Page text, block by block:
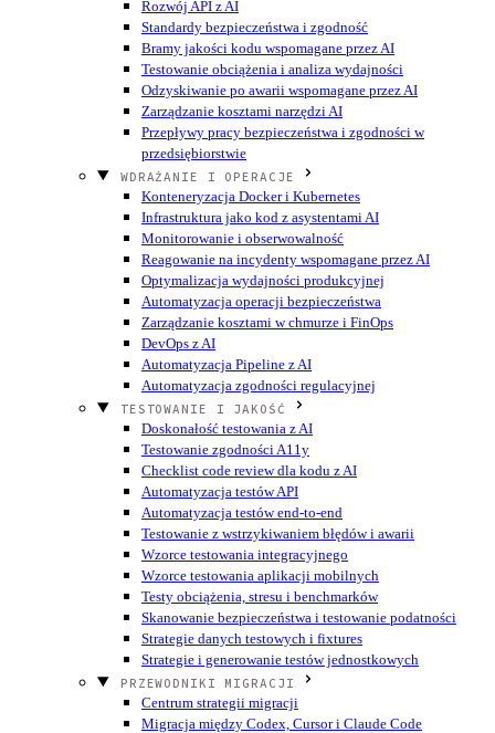
Rozwój API z AI
Standardy bezpieczeństwa i zgodność
Bramy jakości kodu wspomagane przez AI
Testowanie obciążenia i analiza wydajności
Odzyskiwanie po awarii wspomagane przez AI
Zarządzanie kosztami narzędzi AI
Przepływy pracy bezpieczeństwa i zgodności w
przedsiębiorstwie
WDRAŻANIE I OPERACJE
Konteneryzacja Docker i Kubernetes
Infrastruktura jako kod z asystentami AI
Monitorowanie i obserwowalność
Reagowanie na incydenty wspomagane przez AI
Optymalizacja wydajności produkcyjnej
Automatyzacja operacji bezpieczeństwa
Zarządzanie kosztami w chmurze i FinOps
DevOps z AI
Automatyzacja Pipeline z AI
Automatyzacja zgodności regulacyjnej
TESTOWANIE I JAKOŚĆ
Doskonałość testowania z AI
Testowanie zgodności A11y
Checklist code review dla kodu z AI
Automatyzacja testów API
Automatyzacja testów end-to-end
Testowanie z wstrzykiwaniem błędów i awarii
Wzorce testowania integracyjnego
Wzorce testowania aplikacji mobilnych
Testy obciążenia, stresu i benchmarków
Skanowanie bezpieczeństwa i testowanie podatności
Strategie danych testowych i fixtures
Strategie i generowanie testów jednostkowych
PRZEWODNIKI MIGRACJI
Centrum strategii migracji
Migracja między Codex, Cursor i Claude Code